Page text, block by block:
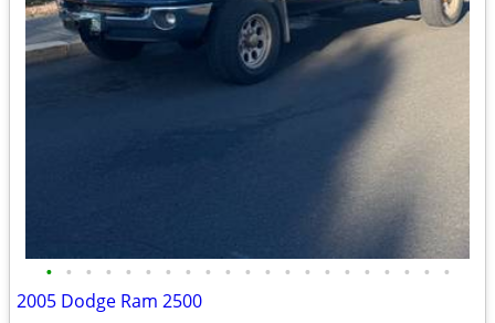
• • • • • • • • • • • • • • • • • • • • •
2005 Dodge Ram 2500